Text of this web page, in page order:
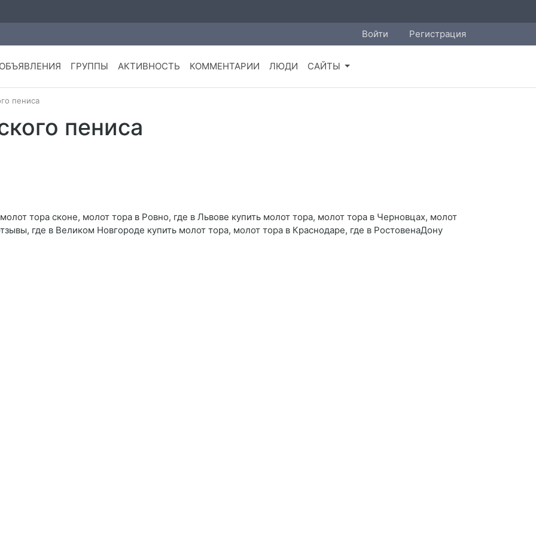
Войти Регистрация
ОБЪЯВЛЕНИЯ ГРУППЫ АКТИВНОСТЬ КОММЕНТАРИИ ЛЮДИ САЙТЫ
пениса
пениса
тора сконе, молот тора в Ровно, где в Львове купить молот тора, молот тора в Черновцах, молот
где в Великом Новгороде купить молот тора, молот тора в Краснодаре, где в РостовенаДону